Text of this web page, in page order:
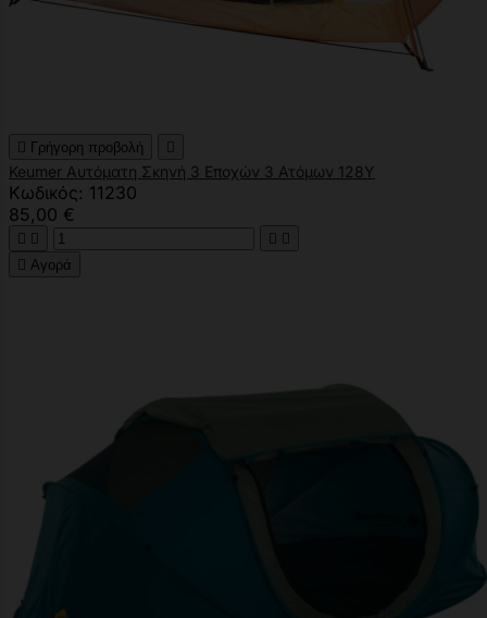
 Γρήγορη προβολή 
Keumer Αυτόματη Σκηνή 3 Εποχών 3 Ατόμων 128Υ
Κωδικός: 11230
85,00 €
   
 Αγορά